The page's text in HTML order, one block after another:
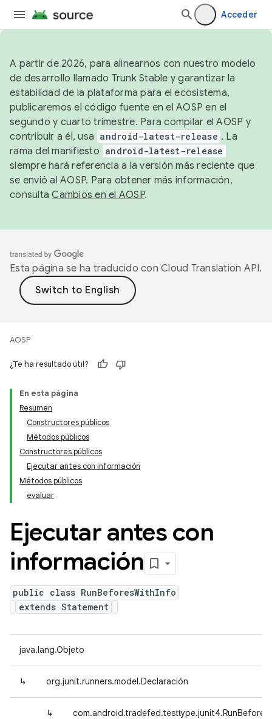
Acceder
A partir de 2026, para alinearnos con nuestro modelo
de desarrollo llamado Trunk Stable y garantizar la
estabilidad de la plataforma para el ecosistema,
publicaremos el código fuente en el AOSP en el
segundo y cuarto trimestre. Para compilar el AOSP y
contribuir a él, usa android-latest-release . La
rama del manifiesto android-latest-release
siempre hará referencia a la versión más reciente que
se envió al AOSP. Para obtener más información,
consultaCambios en el AOSP.
Esta página se ha traducido con Cloud Translation API.
AOSP
¿Te ha resultado útil?
En esta página
Resumen
Constructores públicos
Métodos públicos
Constructores públicos
Ejecutar antes con información
Métodos públicos
evaluar
Ejecutar antes con
información
public class RunBeforesWithInfo
extends Statement
java.lang.Objeto
↳ org.junit.runners.model.Declaración
↳